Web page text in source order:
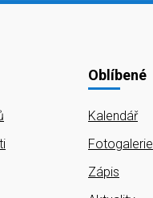
Oblíbené
Kalendář
Fotogalerie
Zápis